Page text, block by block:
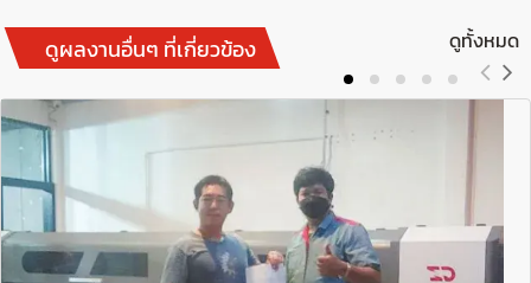
ดูผลงานอื่นๆ ที่เกี่ยวข้อง ดูทั้งหมด